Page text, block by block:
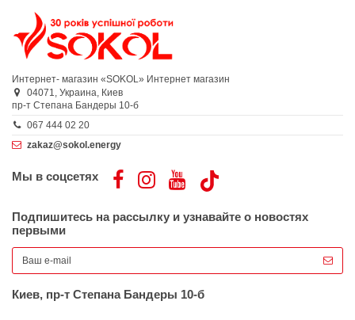
Интернет- магазин «SOKOL» Интернет магазин
04071, Украина, Киев
пр-т Степана Бандеры 10-б
067 444 02 20
zakaz@sokol.energy
Мы в соцсетях
Подпишитесь на рассылку и узнавайте о новостях
первыми
Киев, пр-т Степана Бандеры 10-б